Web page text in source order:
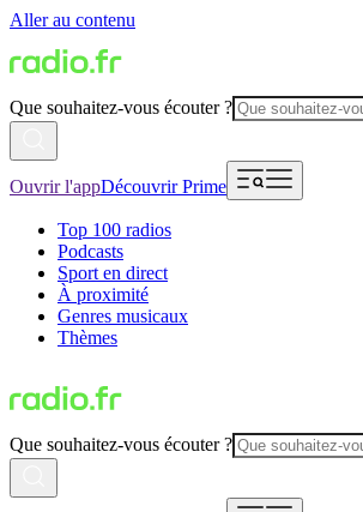
Aller au contenu
Que souhaitez-vous écouter ?
Ouvrir l'appDécouvrir Prime
Top 100 radios
Podcasts
Sport en direct
À proximité
Genres musicaux
Thèmes
Que souhaitez-vous écouter ?